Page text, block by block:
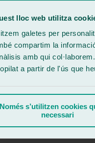
lloc web utilitza
galetes per
compartim la
amb qui
a partir de l'ús que
Només s’utilitzen cookies
necessari
parte del personal
técnicos muy amables y